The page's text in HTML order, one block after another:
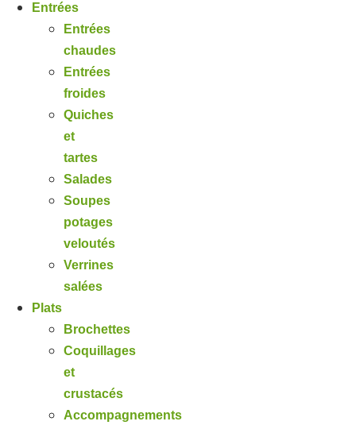
Entrées
Entrées
chaudes
Entrées
froides
Quiches
et
tartes
Salades
Soupes
potages
veloutés
Verrines
salées
Plats
Brochettes
Coquillages
et
crustacés
Accompagnements